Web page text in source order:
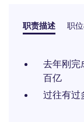
职责描述 职
去年刚完
百亿
过往有过